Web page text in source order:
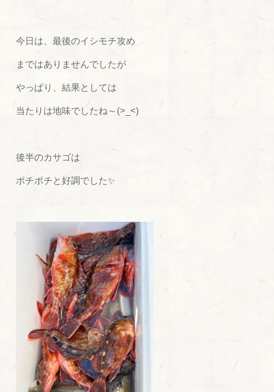
今日は、最後のイシモチ攻め
まではありませんでしたが
やっぱり、結果としては
当たりは地味でしたね～(>_<)
後半のカサゴは
ポチポチと好調でした✨